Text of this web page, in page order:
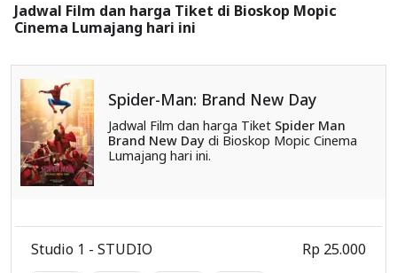
Jadwal Film dan harga Tiket di Bioskop Mopic
Cinema Lumajang hari ini
Spider-Man: Brand New Day
Jadwal Film dan harga Tiket Spider Man
Brand New Daydi Bioskop Mopic Cinema
Lumajang hari ini.
Studio 1 - STUDIO Rp 25.000